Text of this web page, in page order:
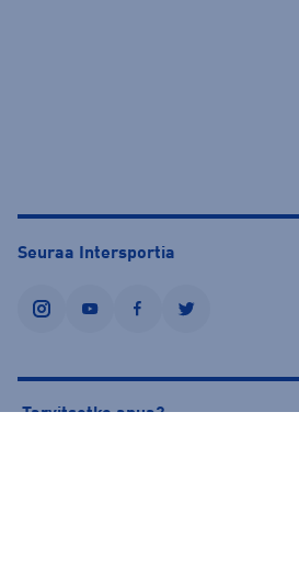
Seuraa Intersportia
instagramyoutubefacebooktwitter
Tarvitsetko apua?